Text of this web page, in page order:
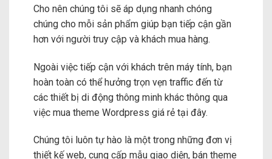
Cho nên chúng tôi sẽ áp dụng nhanh chóng
chúng cho mỗi sản phẩm giúp bạn tiếp cận gần
hơn với người truy cập và khách mua hàng.
Ngoài việc tiếp cận với khách trên máy tính, bạn
hoàn toàn có thể hưởng trọn vẹn traffic đến từ
các thiết bị di động thông minh khác thông qua
việc mua theme Wordpress giá rẻ tại đây.
Chúng tôi luôn tự hào là một trong những đơn vị
thiết kế web, cung cấp mẫu giao diện, bán theme